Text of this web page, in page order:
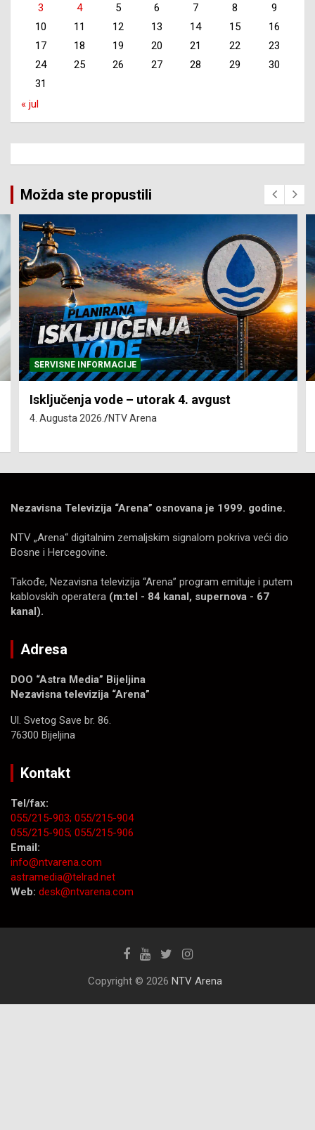
3
4 5 6 7 8
9
10
11 12 13 14 15
16
17
18 19 20 21 22
23
24
25 26 27 28 29
30
31
« jul
Možda ste propustili
SERVISNE INFORMACIJE
Isključenja vode – utorak 4. avgust
4. Augusta 2026. NTV Arena
Nezavisna Televizija “Arena” osnovana je 1999. godine.
NTV „Arena“ digitalnim zemaljskim signalom pokriva veći dio
Bosne i Hercegovine.
Takođe, Nezavisna televizija “Arena” program emituje i putem
kablovskih operatera (m:tel - 84 kanal, supernova - 67
kanal).
Adresa
DOO “Astra Media” Bijeljina
Nezavisna televizija “Arena”
Ul. Svetog Save br. 86.
76300 Bijeljina
Kontakt
Tel/fax:
055/215-903; 055/215-904
055/215-905; 055/215-906
Email:
info@ntvarena.com
astramedia@telrad.net
Web: desk@ntvarena.com
Copyright © 2026 NTV Arena